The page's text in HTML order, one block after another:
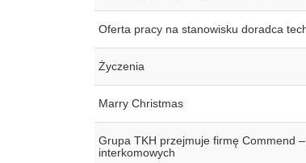
Oferta pracy na stanowisku doradca
Życzenia
Marry Christmas
Grupa TKH przejmuje firmę Commend
interkomowych